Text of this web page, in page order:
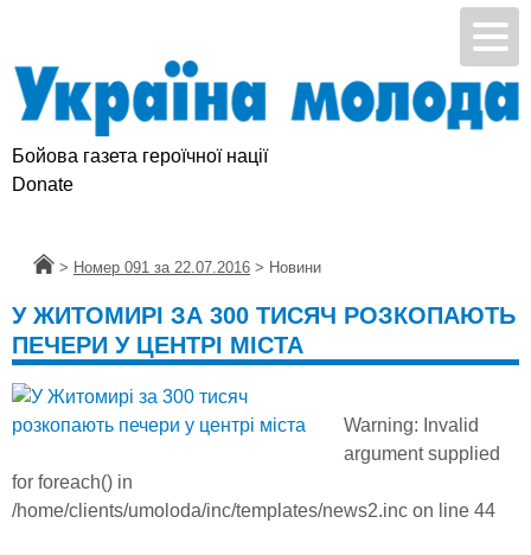
Бойова газета героїчної нації
Donate
Головна
> Номер 091 за 22.07.2016 > Новини
У ЖИТОМИРІ ЗА 300 ТИСЯЧ РОЗКОПАЮТЬ
ПЕЧЕРИ У ЦЕНТРІ МІСТА
Warning: Invalid
argument supplied
for foreach() in
/home/clients/umoloda/inc/templates/news2.inc on line 44